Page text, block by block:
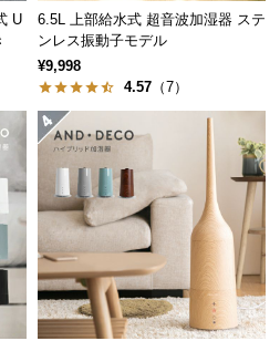
U
6.5L 上部給水式 超音波加湿器 ステ
ンレス振動子モデル
¥9,998
4.57 （7）